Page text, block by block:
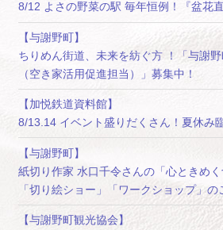
8/12 よさの野菜の駅 毎年恒例！『盆花
【与謝野町】
ちりめん街道、未来を紡ぐ方 ！「与謝
（空き家活用促進担当）」募集中！
【加悦鉄道資料館】
8/13.14 イベント盛りだくさん！夏休み
【与謝野町】
紙切り作家 水口千令さんの「心ときめ
「切り絵ショー」「ワークショップ」の
【与謝野町観光協会】